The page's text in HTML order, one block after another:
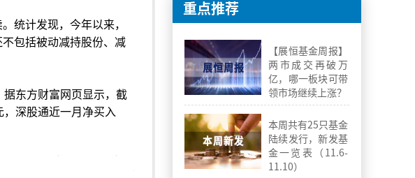
统计发现，今年以来，
包括被动减持股份、减
东方财富网页显示，截
深股通近一月净买入
重点推荐
【展恒基金周报】
两市成交再破万
亿，哪一板块可带
领市场继续上涨？
本周共有25只基金
陆续发行，新发基
金一览表（11.6-
11.10）